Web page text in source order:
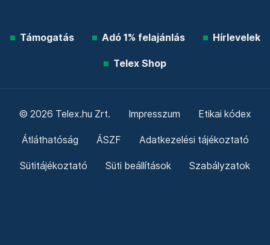
Támogatás Adó 1% felajánlás Hírlevelek
Telex Shop
© 2026 Telex.hu Zrt. Impresszum Etikai kódex
Átláthatóság ÁSZF Adatkezelési tájékoztató
Sütitájékoztató Süti beállítások Szabályzatok